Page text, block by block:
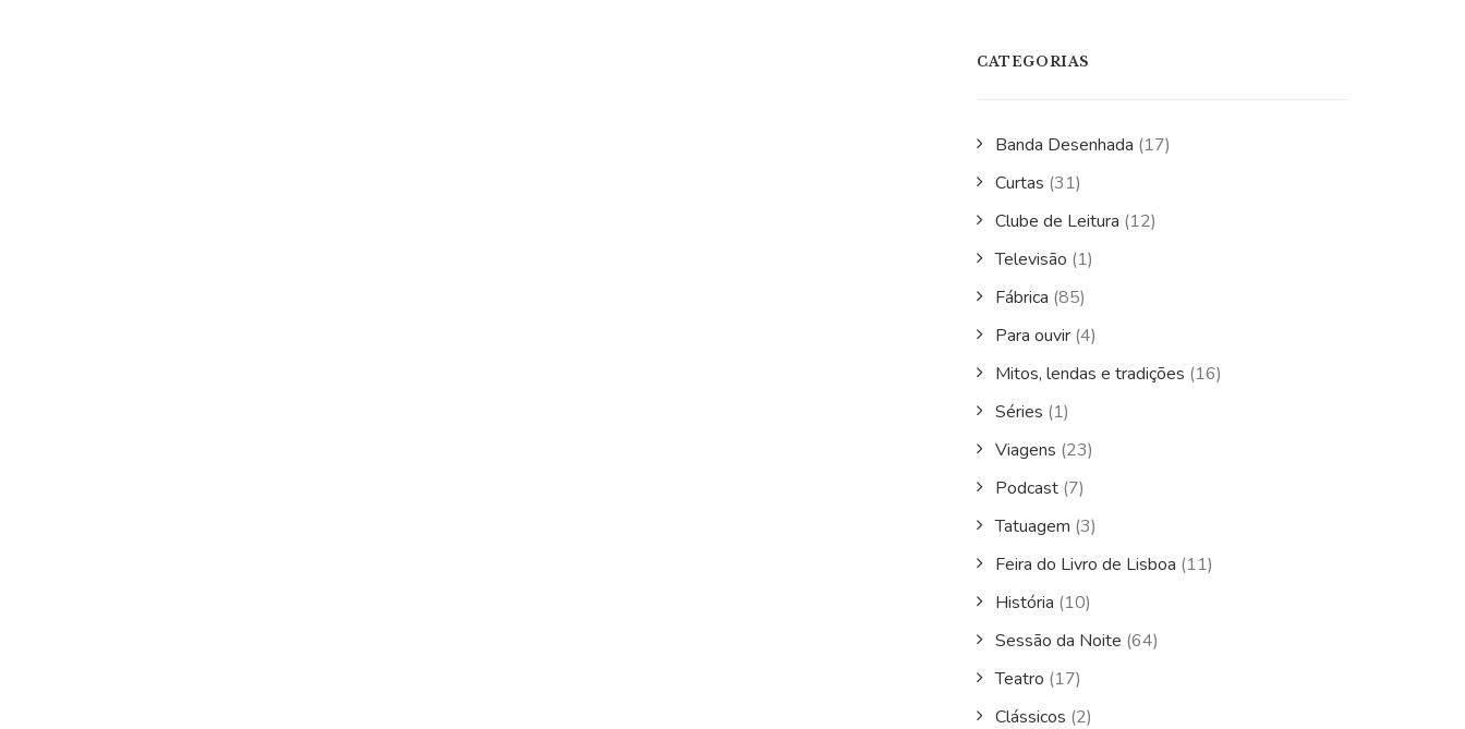
CATEGORIAS
Banda Desenhada (17)
Curtas (31)
Clube de Leitura (12)
Televisão (1)
Fábrica (85)
Para ouvir (4)
Mitos, lendas e tradições (16)
Séries (1)
Viagens (23)
Podcast (7)
Tatuagem (3)
Feira do Livro de Lisboa (11)
História (10)
Sessão da Noite (64)
Teatro (17)
Clássicos (2)